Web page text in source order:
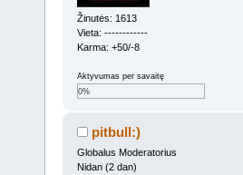
Žinutės: 1613
Vieta: ------------
Karma: +50/-8
Aktyvumas per savaitę
0%
pitbull:)
Globalus Moderatorius
Nidan (2 dan)